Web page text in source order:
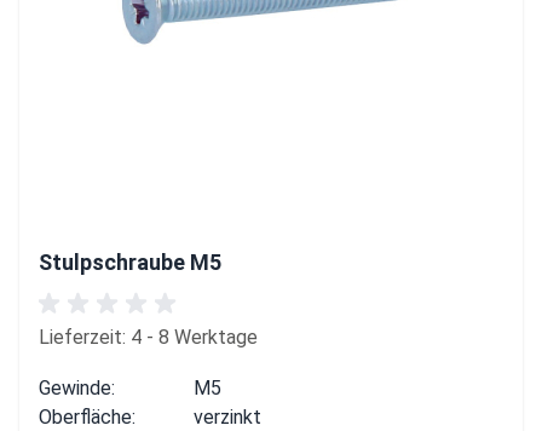
Stulpschraube M5
Lieferzeit: 4 - 8 Werktage
Gewinde:
M5
Oberfläche:
verzinkt